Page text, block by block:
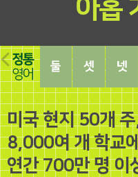
아홉
하
나
정
통
영
어
-
확
장
영
어
밀
착
영
어
-
인
지
영
어
미국 현지 50개
8,000여 개 학교
연간 700만 명 이